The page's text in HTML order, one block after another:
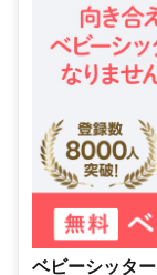
ベビーシッター